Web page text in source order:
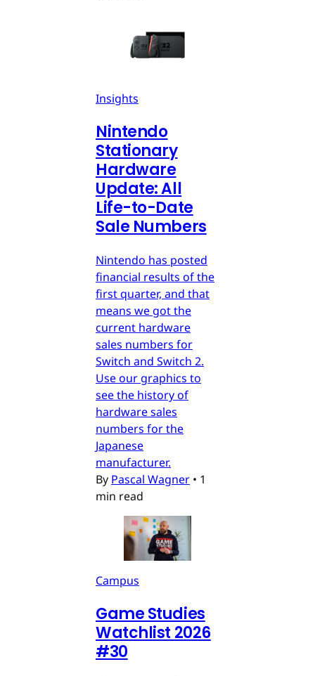
Insights
Nintendo
Stationary
Hardware
Update: All
Life-to-Date
Sale Numbers
Nintendo has posted
financial results of the
first quarter, and that
means we got the
current hardware
sales numbers for
Switch and Switch 2.
Use our graphics to
see the history of
hardware sales
numbers for the
Japanese
manufacturer.
By Pascal Wagner • 1
min read
Campus
Game Studies
Watchlist 2026
#30